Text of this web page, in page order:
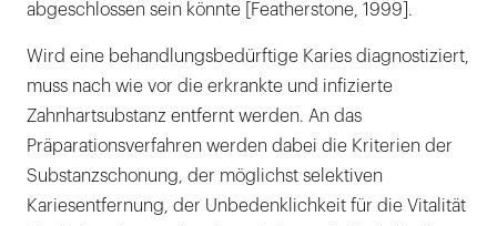
abgeschlossen sein könnte [Featherstone, 1999].
Wird eine behandlungsbedürftige Karies diagnostiziert,
muss nach wie vor die erkrankte und infizierte
Zahnhartsubstanz entfernt werden. An das
Präparationsverfahren werden dabei die Kriterien der
Substanzschonung, der möglichst selektiven
Kariesentfernung, der Unbedenklichkeit für die Vitalität